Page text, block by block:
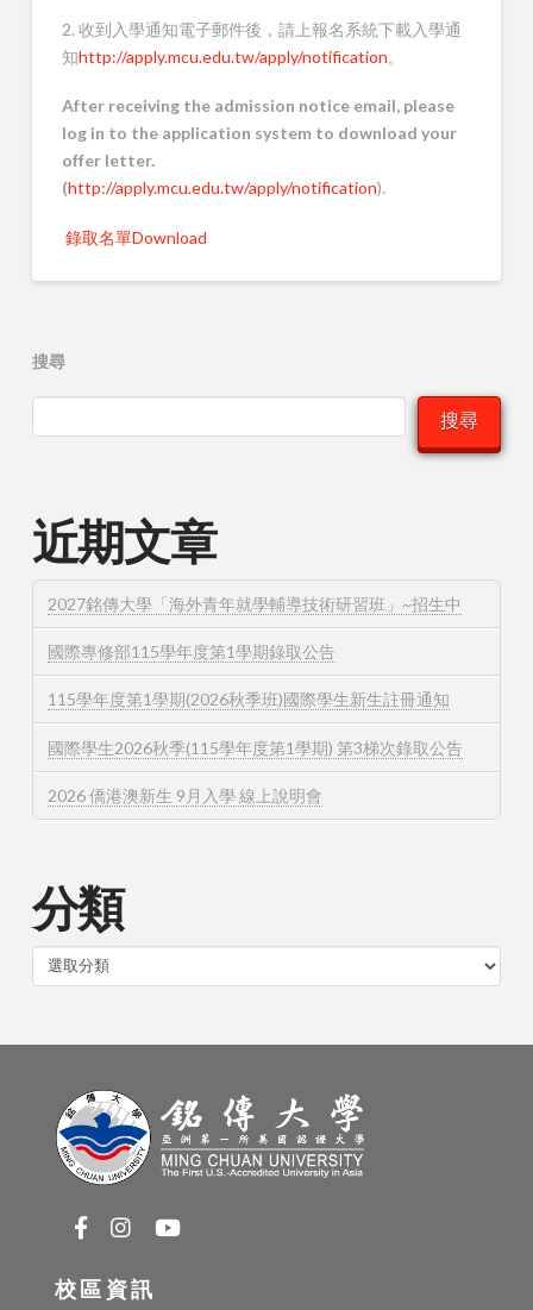
2. 收到入學通知電子郵件後，請上報名系統下載入學通
知http://apply.mcu.edu.tw/apply/notification。
After receiving the admission notice email, please
log in to the application system to download your
offer letter.
(http://apply.mcu.edu.tw/apply/notification).
錄取名單Download
搜尋
搜尋
近期文章
2027銘傳大學「海外青年就學輔導技術研習班」~招生中
國際專修部115學年度第1學期錄取公告
115學年度第1學期(2026秋季班)國際學生新生註冊通知
國際學生2026秋季(115學年度第1學期) 第3梯次錄取公告
2026 僑港澳新生 9月入學 線上說明會
分類
類
校區資訊